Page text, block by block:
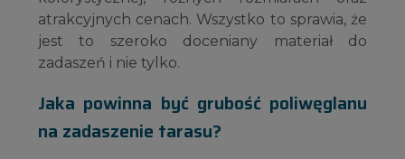
atrakcyjnych cenach. Wszystko to sprawia, że
jest to szeroko doceniany materiał do
zadaszeń i nie tylko.
Jaka powinna być grubość poliwęglanu
na zadaszenie tarasu?